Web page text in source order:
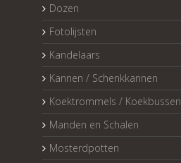
Dozen
Fotolijsten
Kandelaars
Kannen / Schenkkannen
Koektrommels / Koekbussen
Manden en Schalen
Mosterdpotten